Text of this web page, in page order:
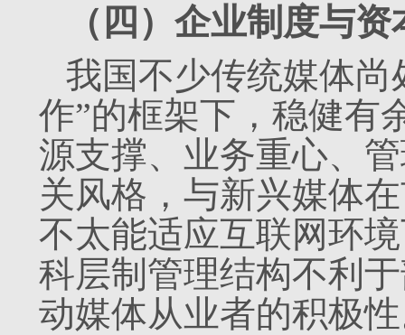
（四）企业制度与
我国不少传统媒体
作”的框架下，稳健有
源支撑、业务重心、
关风格，与新兴媒体
不太能适应互联网环
科层制管理结构不利
动媒体从业者的积极